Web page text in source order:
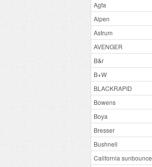
Agfa
Alpen
Astrum
AVENGER
B&r
B+W
BLACKRAPID
Bowens
Boya
Bresser
Bushnell
California sunbounce